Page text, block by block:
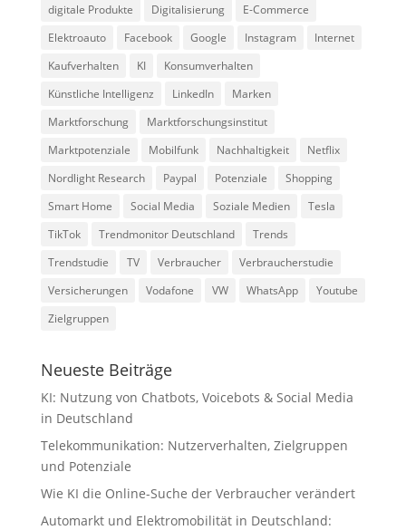
digitale Produkte
Digitalisierung
E-Commerce
Elektroauto
Facebook Google Instagram
Internet
Kaufverhalten
KI
Konsumverhalten
Künstliche Intelligenz
LinkedIn
Marken
Marktforschung
Marktforschungsinstitut
Marktpotenziale
Mobilfunk Nachhaltigkeit
Netflix
Nordlight Research
Paypal Potenziale
Shopping
Smart Home
Social Media Soziale Medien
Tesla
TikTok
Trendmonitor Deutschland
Trends
Trendstudie
TV Verbraucher
Verbraucherstudie
Versicherungen
Vodafone VW WhatsApp
Youtube
Zielgruppen
Neueste Beiträge
KI: Nutzung von Chatbots, Voicebots & Social Media
in Deutschland
Telekommunikation: Nutzerverhalten, Zielgruppen
und Potenziale
Wie KI die Online-Suche der Verbraucher verändert
Automarkt und Elektromobilität in Deutschland: